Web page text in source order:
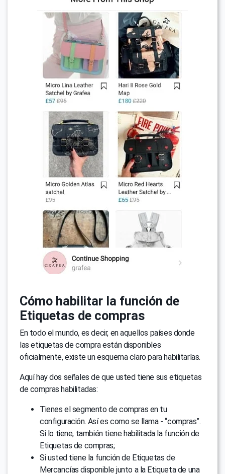
Cómo habilitar la función de
Etiquetas de compras
En todo el mundo, es decir, en aquellos países donde
las etiquetas de compra están disponibles
oficialmente, existe un esquema claro para habilitarlas.
Aquí hay dos señales de que usted tiene sus etiquetas
de compras habilitadas:
Tienes el segmento de compras en tu
configuración. Así es como se llama - “compras”.
Si lo tiene, también tiene habilitada la función de
Etiquetas de compras;
Si usted tiene la función de Etiquetas de
Mercancías disponible junto a la Etiqueta de una